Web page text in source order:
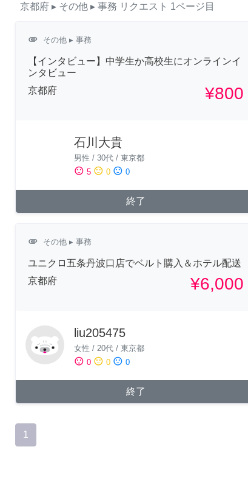
京都府 ▸ その他 ▸ 事務 リクエスト 1ページ目
attachment その他 ▸ 事務
【インタビュー】中学生か高校生にオンラインイ
ンタビュー
京都府
¥800
石川大貴
男性 / 30代 / 東京都
sentiment_satisfied 5 sentiment_neutral 0 sentiment_dissatisfied 0
終了
attachment その他 ▸ 事務
ユニクロ五条丹波口店でベルト購入＆ホテル配送
京都府
¥6,000
liu205475
女性 / 20代 / 東京都
sentiment_satisfied 0 sentiment_neutral 0 sentiment_dissatisfied 0
終了
1